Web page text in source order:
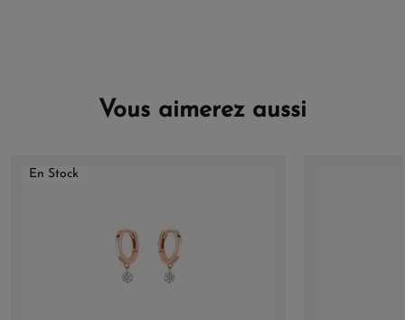
Vous aimerez aussi
En Stock